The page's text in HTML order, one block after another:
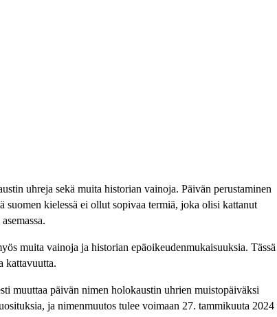
uhreja sekä muita historian vainoja. Päivän perustaminen
kielessä ei ollut sopivaa termiä, joka olisi kattanut
muita vainoja ja historian epäoikeudenmukaisuuksia. Tässä
kattavuutta.
muuttaa päivän nimen holokaustin uhrien muistopäiväksi
ja nimenmuutos tulee voimaan 27. tammikuuta 2024